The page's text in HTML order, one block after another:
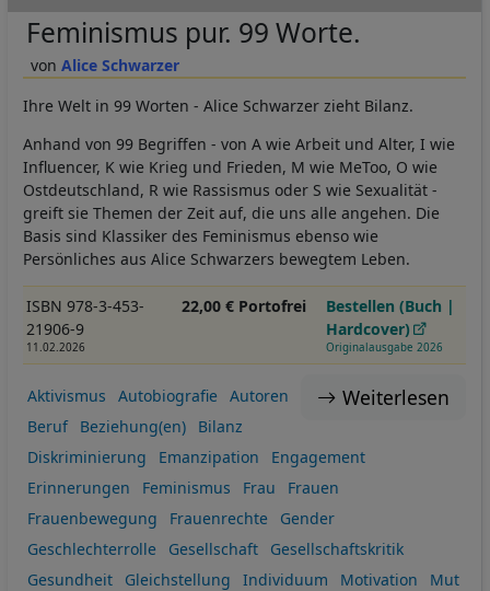
Alice Schwarzer
Feminismus pur. 99 Worte.
Ihre Welt in 99 Worten - Alice Schwarzer zieht Bilanz.
Anhand von 99 Begriffen - von A wie Arbeit und Alter, I wie
Influencer, K wie Krieg und Frieden, M wie MeToo, O wie
Ostdeutschland, R wie Rassismus oder S wie Sexualität -
greift sie Themen der Zeit auf, die uns alle angehen. Die
Basis sind Klassiker des Feminismus ebenso wie
Persönliches aus Alice Schwarzers bewegtem Leben.
ISBN 978-3-453-
21906-9
11.02.2026
22,00 € Portofrei
Bestellen (Buch |
Hardcover)
Originalausgabe 2026
Weiterlesen
Aktivismus Autobiografie
Autoren
Beruf
Beziehung(en)
Bilanz
Diskriminierung
Emanzipation
Engagement
Erinnerungen
Feminismus Frau
Frauen
Frauenbewegung
Frauenrechte
Gender
Geschlechterrolle
Gesellschaft
Gesellschaftskritik
Gesundheit
Gleichstellung Individuum Motivation
Mut